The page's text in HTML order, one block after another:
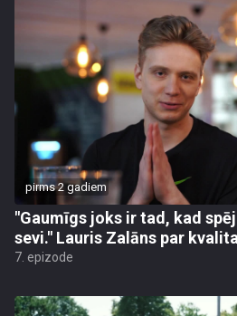
pirms 2 gadiem
"Gaumīgs joks ir tad, kad
sevi." Lauris Zalāns par
7. epizode